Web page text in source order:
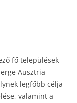
fő települések
Ausztria
legfőbb célja
valamint a